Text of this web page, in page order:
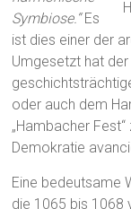
Symbiose.“Es
ist dies einer der
Umgesetzt hat
oder auch dem
„Hambacher
Demokratie
Eine bedeutsame
die 1065 bis 1068